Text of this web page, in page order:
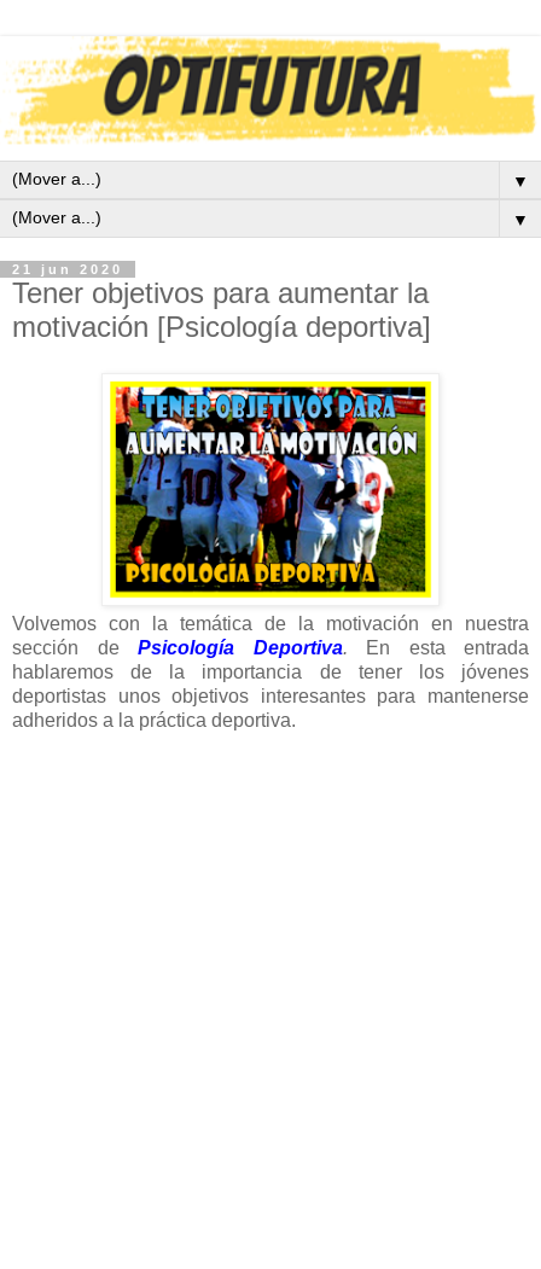
▼
▼
21 jun 2020
Tener objetivos para aumentar la
motivación [Psicología deportiva]
Volvemos con la temática de la motivación en nuestra
sección de Psicología Deportiva. En esta entrada
hablaremos de la importancia de tener los jóvenes
deportistas unos objetivos interesantes para mantenerse
adheridos a la práctica deportiva.